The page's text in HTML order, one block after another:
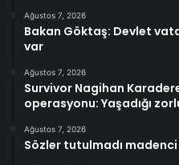
Ağustos 7, 2026
Bakan Göktaş: Devlet
var
Ağustos 7, 2026
Survivor Nagihan
operasyonu: Yaşadığı
Ağustos 7, 2026
Sözler tutulmadı